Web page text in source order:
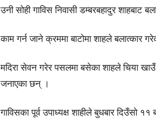
उनी सोही गाविस निवासी डम्बरबहादुर शाहबाट
काम गर्न जाने क्रममा बाटोमा शाहले बलात्कार
मदिरा सेवन गरेर पसलमा बसेका शाहले चिया
जनाएका छन् ।
गाविसका पूर्व उपाध्यक्ष शाहीले बुधबार दिउँसो